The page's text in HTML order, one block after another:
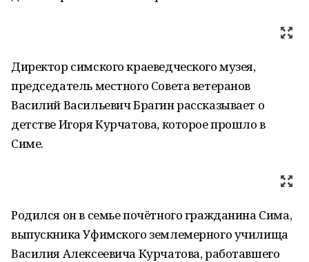
Директор симского краеведческого музея,
председатель местного Совета ветеранов
Василий Васильевич Брагин рассказывает о
детстве Игоря Курчатова, которое прошло в
Симе.
Родился он в семье почётного гражданина Сима,
выпускника Уфимского землемерного училища
Василия Алексеевича Курчатова, работавшего